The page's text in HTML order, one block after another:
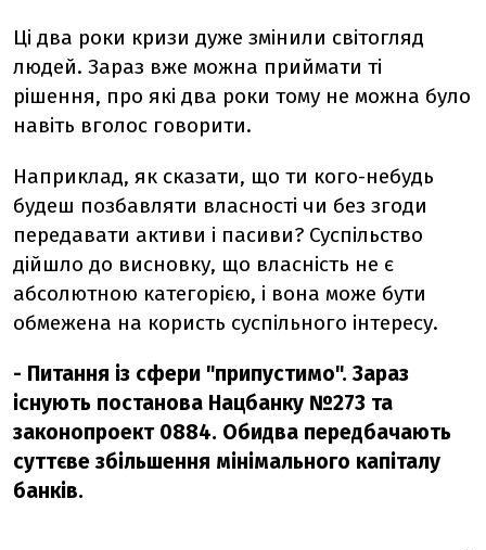
Ці два роки кризи дуже змінили світогляд
людей. Зараз вже можна приймати ті
рішення, про які два роки тому не можна було
навіть вголос говорити.
Наприклад, як сказати, що ти кого-небудь
будеш позбавляти власності чи без згоди
передавати активи і пасиви? Суспільство
дійшло до висновку, що власність не є
абсолютною категорією, і вона може бути
обмежена на користь суспільного інтересу.
- Питання із сфери "припустимо". Зараз
існують постанова Нацбанку №273 та
законопроект 0884. Обидва передбачають
суттєве збільшення мінімального капіталу
банків.